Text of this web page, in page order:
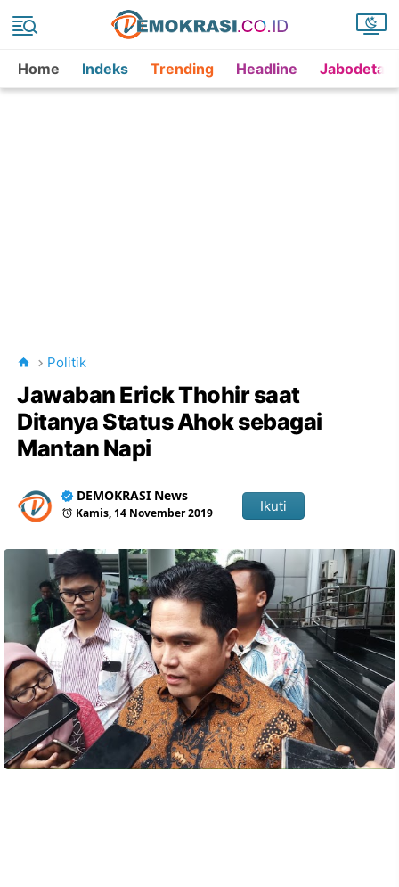
Home Indeks Trending Headline
Politik
Jawaban Erick Thohir saat
Ditanya Status Ahok sebagai
Mantan Napi
DEMOKRASI News
Kamis, 14 November 2019 Ikuti